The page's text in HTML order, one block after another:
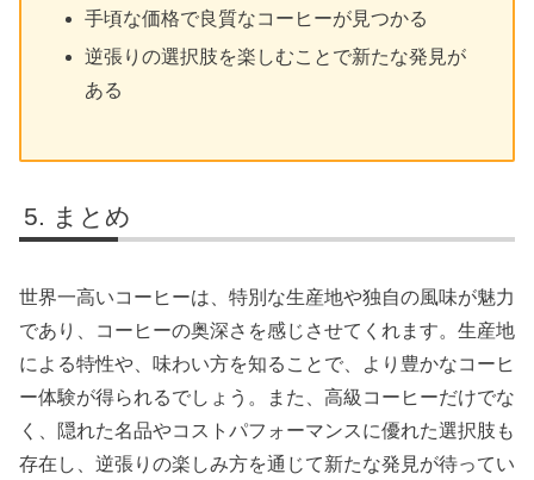
手頃な価格で良質なコーヒーが見つかる
逆張りの選択肢を楽しむことで新たな発見が
ある
まとめ
世界一高いコーヒーは、特別な生産地や独自の風味が魅力
であり、コーヒーの奥深さを感じさせてくれます。生産地
による特性や、味わい方を知ることで、より豊かなコーヒ
ー体験が得られるでしょう。また、高級コーヒーだけでな
く、隠れた名品やコストパフォーマンスに優れた選択肢も
存在し、逆張りの楽しみ方を通じて新たな発見が待ってい